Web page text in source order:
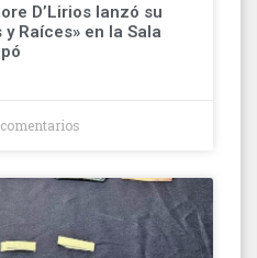
D’Lirios lanzó su
Raíces» en la Sala